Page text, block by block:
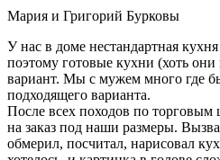
Мария и Григорий Бурковы
У нас в доме нестандартная
поэтому готовые кухни (хоть
вариант. Мы с мужем много где
подходящего варианта.
После всех походов по
на заказ под наши размеры.
обмерил, посчитал, нарисовал